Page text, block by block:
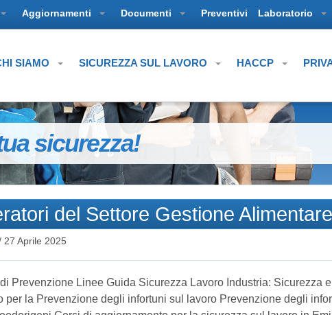
Aggiornamenti Documenti Preventivi Laboratorio
SIAMO SICUREZZA SUL LAVORO HACCP
sicurezza!
del Settore Gestione Alimentare
27 Aprile 2025
Prevenzione Linee Guida Sicurezza Lavoro Industria: Sicurezza e
per la Prevenzione degli infortuni sul lavoro Prevenzione degli